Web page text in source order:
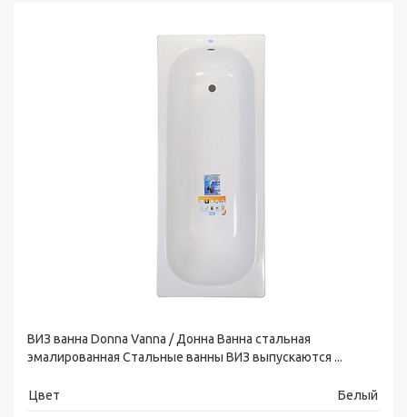
ВИЗ ванна Donna Vanna / Донна Ванна стальная
эмалированная Стальные ванны ВИЗ выпускаются ...
Цвет Белый